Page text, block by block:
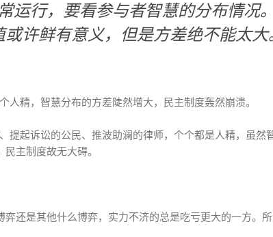
运行，要看参与者智慧的分布情况
或许鲜有意义，但是方差绝不能太大
人精，智慧分布的方差陡然增大，民主制度轰然崩溃。
提起诉讼的公民、推波助澜的律师，个个都是人精，虽然
主制度故无大碍。
还是其他什么博弈，实力不济的总是吃亏更大的一方。所